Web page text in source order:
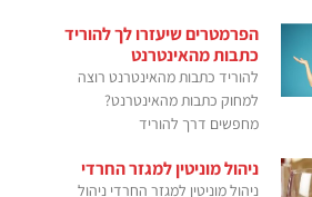
הפרמטרים שיעזרו לך להוריד
כתבות מהאינטרנט
להוריד כתבות מהאינטרנט רוצה
למחוק כתבות מהאינטרנט?
מחפשים דרך להוריד
ניהול מוניטין למגזר החרדי
ניהול מוניטין למגזר החרדי ניהול